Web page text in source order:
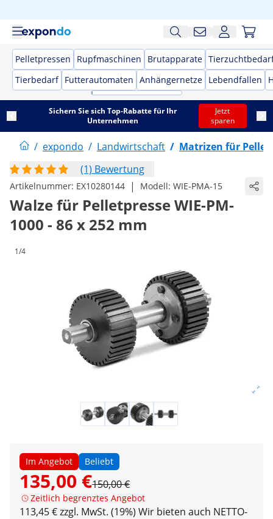
Pelletpressen Rupfmaschinen Brutapparate
Tierbedarf Futterautomaten Anhängernetze Lebendfallen
Sichern Sie sich Top-Rabatte für Ihr
Unternehmen
Jetzt
sparen
/ expondo / Landwirtschaft / Matrizen für
(1) Bewertung
Artikelnummer: EX10280144 | Modell: WIE-PMA-15
Walze für Pelletpresse WIE-PM-
1000 - 86 x 252 mm
1/4
Im Angebot Beliebt
135,00 €150,00 €
Zeitlich begrenztes Angebot
113,45 € zzgl. MwSt. (19%) Wir bieten auch NETTO-